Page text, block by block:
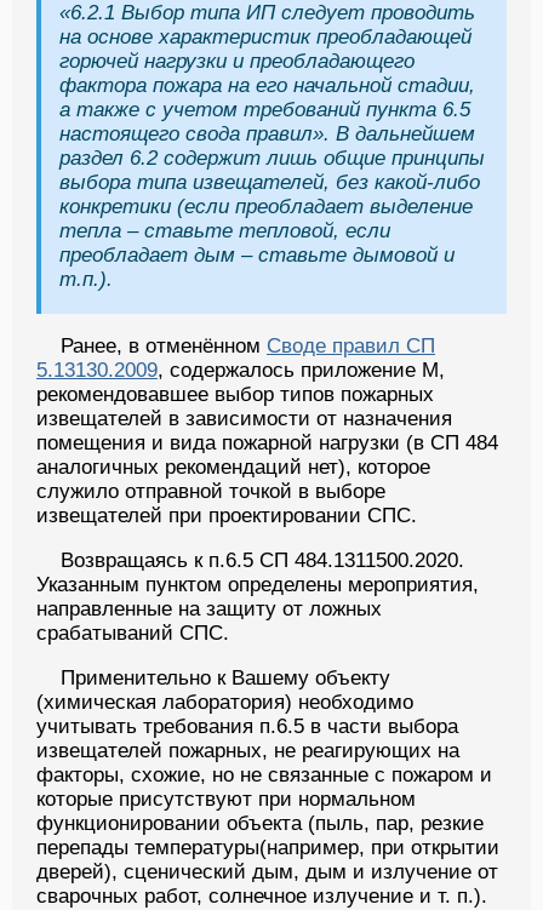
«6.2.1 Выбор типа ИП следует проводить
на основе характеристик преобладающей
горючей нагрузки и преобладающего
фактора пожара на его начальной стадии,
а также с учетом требований пункта 6.5
настоящего свода правил». В дальнейшем
раздел 6.2 содержит лишь общие принципы
выбора типа извещателей, без какой-либо
конкретики (если преобладает выделение
тепла – ставьте тепловой, если
преобладает дым – ставьте дымовой и
т.п.).
Ранее, в отменённом Своде правил СП
5.13130.2009, содержалось приложение М,
рекомендовавшее выбор типов пожарных
извещателей в зависимости от назначения
помещения и вида пожарной нагрузки (в СП 484
аналогичных рекомендаций нет), которое
служило отправной точкой в выборе
извещателей при проектировании СПС.
Возвращаясь к п.6.5 СП 484.1311500.2020.
Указанным пунктом определены мероприятия,
направленные на защиту от ложных
срабатываний СПС.
Применительно к Вашему объекту
(химическая лаборатория) необходимо
учитывать требования п.6.5 в части выбора
извещателей пожарных, не реагирующих на
факторы, схожие, но не связанные с пожаром и
которые присутствуют при нормальном
функционировании объекта (пыль, пар, резкие
перепады температуры(например, при открытии
дверей), сценический дым, дым и излучение от
сварочных работ, солнечное излучение и т. п.).